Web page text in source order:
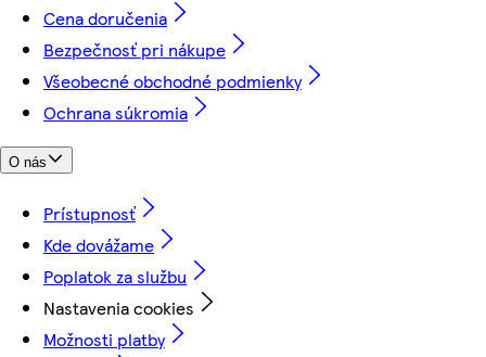
Cena doručenia
Bezpečnosť pri nákupe
Všeobecné obchodné podmienky
Ochrana súkromia
O nás
Prístupnosť
Kde dovážame
Poplatok za službu
Nastavenia cookies
Možnosti platby